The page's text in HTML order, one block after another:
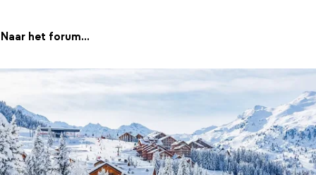
Naar het forum...